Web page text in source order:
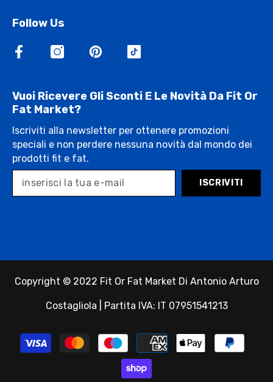
Follow Us
Vuoi Ricevere Gli Sconti E Le Novità Da Fit Or
Fat Market?
Iscriviti alla newsletter per ottenere promozioni
speciali e non perdere nessuna novità dal mondo dei
prodotti fit e fat.
ISCRIVITI
Copyright © 2022 Fit Or Fat Market Di Antonio Arturo
Costagliola | Partita IVA: IT 07951541213
Payment
methods